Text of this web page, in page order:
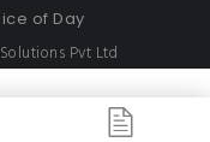
of Day
Pvt Ltd